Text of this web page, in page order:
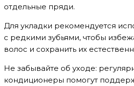
отдельные пряди.
Для укладки рекомендуется
с редкими зубьями, чтобы
волос и сохранить их
Не забывайте об уходе:
кондиционеры помогут